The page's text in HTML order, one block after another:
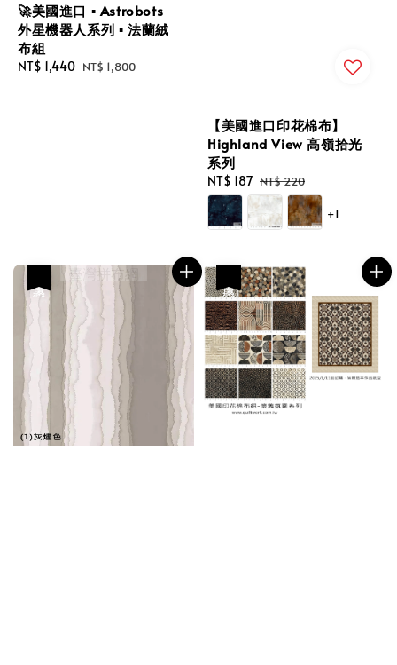
🚀美國進口 ▪︎ Astrobots
外星機器人系列 ▪︎ 法蘭絨
布組
Sale
NT$ 1,440 Regular
NT$ 1,800
【美國進口印花棉布】
Highland View 高嶺拾光
系列
Sale
price
NT$ 187 Regular
price
NT$ 220
+1